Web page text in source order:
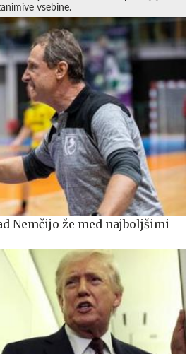
vsebine.
Nemčijo že med najboljšimi